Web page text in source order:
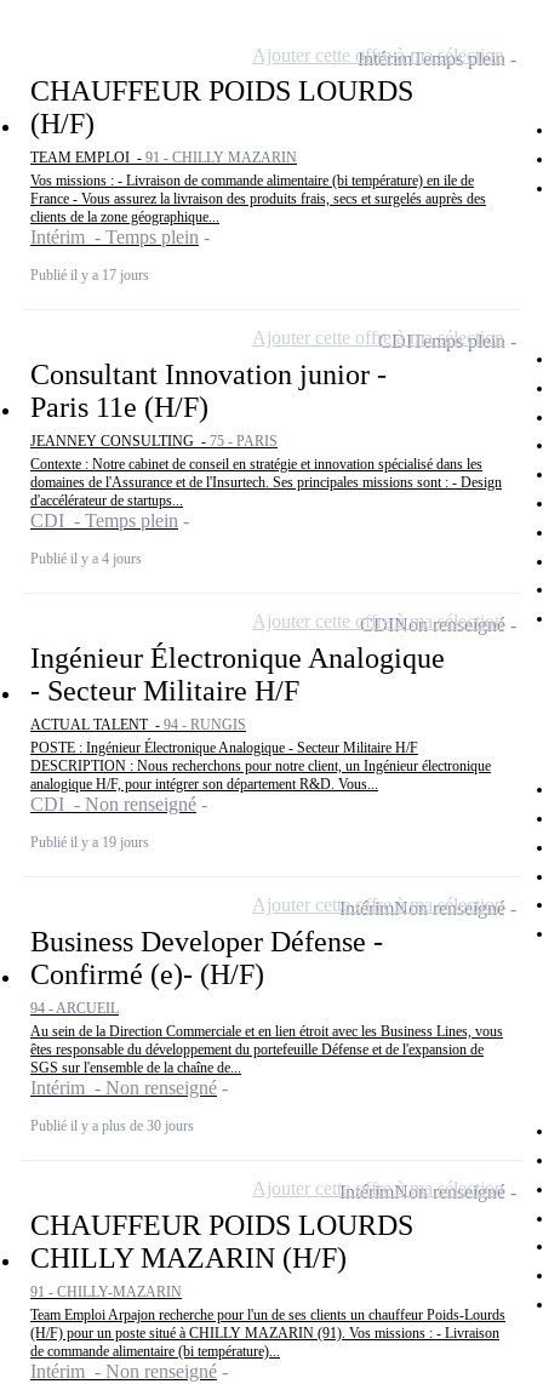
CHAUFFEUR POIDS LOURDS
(H/F)
TEAM EMPLOI - 91 - CHILLY MAZARIN
Vos missions : - Livraison de commande alimentaire (bi température) en ile de
France - Vous assurez la livraison des produits frais, secs et surgelés auprès des
clients de la zone géographique...
Intérim - Temps plein
Publié il y a 17 jours
IntérimTemps plein
Ajouter cette offre à ma sélection
Consultant Innovation junior -
Paris 11e (H/F)
JEANNEY CONSULTING - 75 - PARIS
Contexte : Notre cabinet de conseil en stratégie et innovation spécialisé dans les
domaines de l'Assurance et de l'Insurtech. Ses principales missions sont : - Design
d'accélérateur de startups...
CDI - Temps plein
Publié il y a 4 jours
CDITemps plein
Ajouter cette offre à ma sélection
Ingénieur Électronique Analogique
- Secteur Militaire H/F
ACTUAL TALENT - 94 - RUNGIS
POSTE : Ingénieur Électronique Analogique - Secteur Militaire H/F
DESCRIPTION : Nous recherchons pour notre client, un Ingénieur électronique
analogique H/F, pour intégrer son département R&D. Vous...
CDI - Non renseigné
Publié il y a 19 jours
CDINon renseigné
Ajouter cette offre à ma sélection
Business Developer Défense -
Confirmé (e)- (H/F)
94 - ARCUEIL
Au sein de la Direction Commerciale et en lien étroit avec les Business Lines, vous
êtes responsable du développement du portefeuille Défense et de l'expansion de
SGS sur l'ensemble de la chaîne de...
Intérim - Non renseigné
Publié il y a plus de 30 jours
IntérimNon renseigné
Ajouter cette offre à ma sélection
CHAUFFEUR POIDS LOURDS
CHILLY MAZARIN (H/F)
91 - CHILLY-MAZARIN
Team Emploi Arpajon recherche pour l'un de ses clients un chauffeur Poids-Lourds
(H/F) pour un poste situé à CHILLY MAZARIN (91). Vos missions : - Livraison
de commande alimentaire (bi température)...
Intérim - Non renseigné
IntérimNon renseigné
Ajouter cette offre à ma sélection